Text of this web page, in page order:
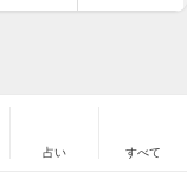
占い すべて